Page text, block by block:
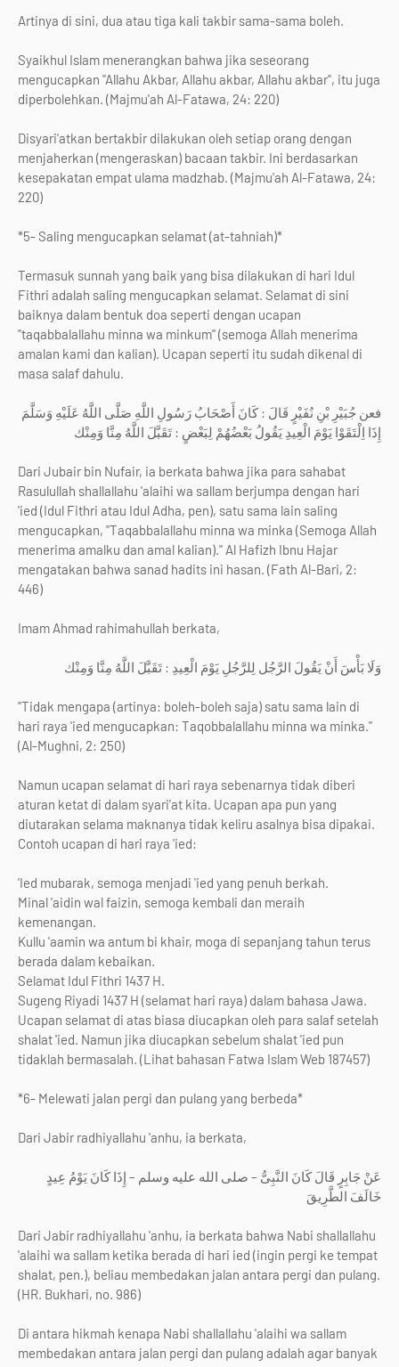
Artinya di sini, dua atau tiga kali takbir sama-sama boleh.
Syaikhul Islam menerangkan bahwa jika seseorang
mengucapkan "Allahu Akbar, Allahu akbar, Allahu akbar", itu juga
diperbolehkan. (Majmu'ah Al-Fatawa, 24: 220)
Disyari'atkan bertakbir dilakukan oleh setiap orang dengan
menjaherkan (mengeraskan) bacaan takbir. Ini berdasarkan
kesepakatan empat ulama madzhab. (Majmu'ah Al-Fatawa, 24:
220)
*5- Saling mengucapkan selamat (at-tahniah)*
Termasuk sunnah yang baik yang bisa dilakukan di hari Idul
Fithri adalah saling mengucapkan selamat. Selamat di sini
baiknya dalam bentuk doa seperti dengan ucapan
"taqabbalallahu minna wa minkum" (semoga Allah menerima
amalan kami dan kalian). Ucapan seperti itu sudah dikenal di
masa salaf dahulu.
فعن جُبَيْرِ بْنِ نُفَيْرٍ قَالَ : كَانَ أَصْحَابُ رَسُولِ اللَّهِ صَلَّى اللَّهُ عَلَيْهِ وَسَلَّمَ
إِذَا اِلْتَقَوْا يَوْمَ الْعِيدِ يَقُولُ بَعْضُهُمْ لِبَعْضٍ : تَقَبَّلَ اللَّهُ مِنَّا وَمِنْك
Dari Jubair bin Nufair, ia berkata bahwa jika para sahabat
Rasulullah shallallahu 'alaihi wa sallam berjumpa dengan hari
'ied (Idul Fithri atau Idul Adha, pen), satu sama lain saling
mengucapkan, "Taqabbalallahu minna wa minka (Semoga Allah
menerima amalku dan amal kalian)." Al Hafizh Ibnu Hajar
mengatakan bahwa sanad hadits ini hasan. (Fath Al-Bari, 2:
446)
Imam Ahmad rahimahullah berkata,
وَلَا بَأْسَ أَنْ يَقُولَ الرَّجُل لِلرَّجُلِ يَوْمَ الْعِيدِ : تَقَبَّلَ اللَّهُ مِنَّا وَمِنْك
"Tidak mengapa (artinya: boleh-boleh saja) satu sama lain di
hari raya 'ied mengucapkan: Taqobbalallahu minna wa minka."
(Al-Mughni, 2: 250)
Namun ucapan selamat di hari raya sebenarnya tidak diberi
aturan ketat di dalam syari'at kita. Ucapan apa pun yang
diutarakan selama maknanya tidak keliru asalnya bisa dipakai.
Contoh ucapan di hari raya 'ied:
'Ied mubarak, semoga menjadi 'ied yang penuh berkah.
Minal 'aidin wal faizin, semoga kembali dan meraih
kemenangan.
Kullu 'aamin wa antum bi khair, moga di sepanjang tahun terus
berada dalam kebaikan.
Selamat Idul Fithri 1437 H.
Sugeng Riyadi 1437 H (selamat hari raya) dalam bahasa Jawa.
Ucapan selamat di atas biasa diucapkan oleh para salaf setelah
shalat 'ied. Namun jika diucapkan sebelum shalat 'ied pun
tidaklah bermasalah. (Lihat bahasan Fatwa Islam Web 187457)
*6- Melewati jalan pergi dan pulang yang berbeda*
Dari Jabir radhiyallahu 'anhu, ia berkata,
عَنْ جَابِرٍ قَالَ كَانَ النَّبِىُّ – صلى الله عليه وسلم – إِذَا كَانَ يَوْمُ عِيدٍ
خَالَفَ الطَّرِيقَ
Dari Jabir radhiyallahu 'anhu, ia berkata bahwa Nabi shallallahu
'alaihi wa sallam ketika berada di hari ied (ingin pergi ke tempat
shalat, pen.), beliau membedakan jalan antara pergi dan pulang.
(HR. Bukhari, no. 986)
Di antara hikmah kenapa Nabi shallallahu 'alaihi wa sallam
membedakan antara jalan pergi dan pulang adalah agar banyak